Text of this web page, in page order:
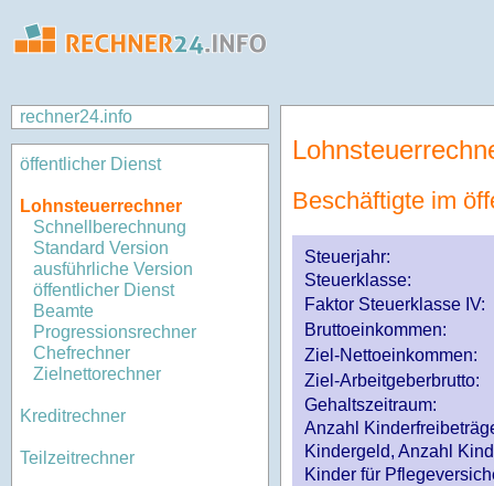
rechner24.info
öffentlicher Dienst
Lohnsteuerrechner
Schnellberechnung
Standard Version
ausführliche Version
öffentlicher Dienst
Beamte
Progressionsrechner
Chefrechner
Zielnettorechner
Kreditrechner
Teilzeitrechner
Beschäftigte im
Steuerjahr:
Steuerklasse:
Faktor Steuerklasse IV:
Bruttoeinkommen:
Ziel-Nettoeinkommen:
Ziel-Arbeitgeberbrutto:
Gehaltszeitraum:
Anzahl
Kindergeld, Anzahl
Kinder für